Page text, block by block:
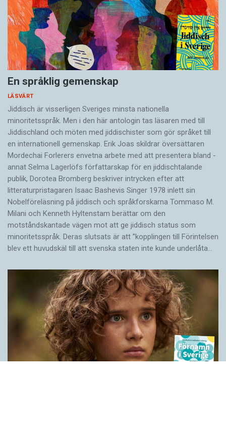
En språklig gemenskap
LÄSVÄRT
Jiddisch är visserligen Sveriges minsta nationella
minoritetsspråk. Men i den här antologin tas läsaren med till
Jiddischland och möten med jiddischister som gör språket till
en internationell gemenskap. Erik Joas skildrar översättaren
Morde­chai Forlerers envetna arbete med att presentera bland ­
annat Selma Lagerlöfs författarskap för en jiddisch­talande
publik, Dorotea Bromberg beskriver intrycken efter att
litteraturpristagaren Isaac Bashevis Singer 1978 inlett sin
Nobelföreläsning på jiddisch och språkforskarna Tommaso M.
Milani och Kenneth Hyltenstam berättar om den
motståndskantade vägen mot att ge jiddisch status som
minoritetsspråk. Deras slutsats är att ”kopplingen till Förintelsen
blev ett huvud­skäl till att svenska staten inte kunde underlåta…